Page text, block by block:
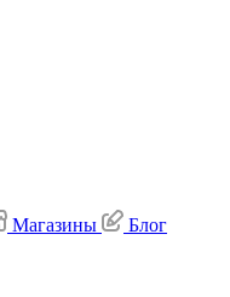
Магазины Блог